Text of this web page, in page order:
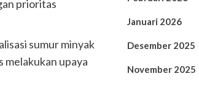
prioritas
sumur minyak
melakukan upaya
Januari 2026
Desember 2025
November 2025